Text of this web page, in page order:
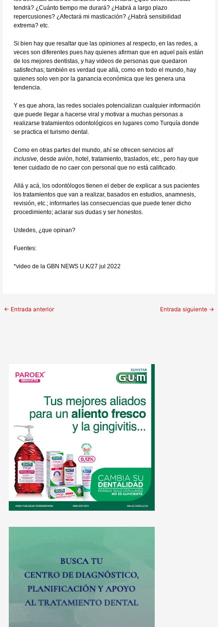
tendrá? ¿Cuánto tiempo me durará? ¿Habrá a largo plazo
repercusiones? ¿Afectará mi masticación? ¿Habrá sensibilidad
extrema? etc.
Si bien hay que resaltar que las opiniones al respecto, en las redes, a
veces son diferentes pues hay quienes afirman que en aquel país están
de los mejores dentistas, y hay videos de personas que quedaron
satisfechas; también es verdad que allá, como en todo el mundo, hay
quienes solo ven por la ganancia económica que les genera una
tendencia.
Y es que ahora, las redes sociales potencializan cualquier información
que puede llegar a hacerse viral y motivar a muchas personas a
realizarse tratamientos odontológicos en lugares como Turquía donde
se practica el turismo dental.
Como en otras partes del mundo, ahí se ofrecen serviciosall
inclusive,desde avión, hotel, tratamiento, traslados, etc., pero hay que
tener cuidado de no caer con personal que no está calificado.
Allá y acá, los odontólogos tienen el deber de explicar a sus pacientes
los tratamientos que van a realizar, basados en estudios, anamnesis,
revisión, etc.; informarles las consecuencias que puede tener dicho
procedimiento; aclarar sus dudas y ser honestos.
Ustedes, ¿que opinan?
Fuentes:
*video de la GBN NEWS U.K/27 jul 2022
← Entrada anterior Entrada siguiente →